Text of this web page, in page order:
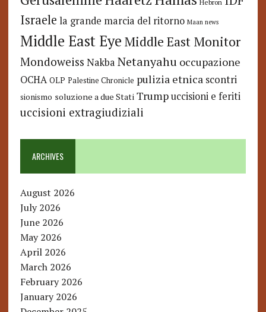
Hebron
Israele la grande marcia del ritorno Maan news
Middle East Eye Middle East Monitor
Mondoweiss Nakba Netanyahu occupazione
OCHA OLP Palestine Chronicle pulizia etnica scontri
sionismo soluzione a due Stati Trump uccisioni e feriti
uccisioni extragiudiziali
ARCHIVES
August 2026
July 2026
June 2026
May 2026
April 2026
March 2026
February 2026
January 2026